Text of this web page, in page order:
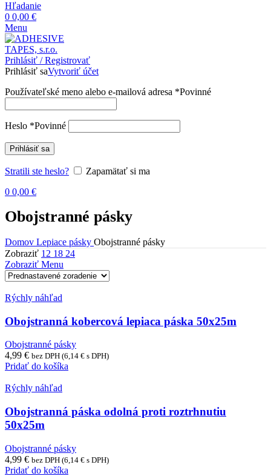
Hľadanie
0 0,00 €
Menu
Prihlásiť / Registrovať
Prihlásiť saVytvoriť účet
Používateľské meno alebo e-mailová adresa *Povinné
Heslo *Povinné
Prihlásiť sa
Stratili ste heslo?
Zapamätať si ma
0 0,00 €
Obojstranné pásky
Domov Lepiace pásky Obojstranné pásky
Zobraziť 12 18 24
Zobraziť Menu
Rýchly náhľad
Obojstranná kobercová lepiaca páska 50x25m
Obojstranné pásky
4,99 € bez DPH (6,14 € s DPH)
Pridať do košíka
Rýchly náhľad
Obojstranná páska odolná proti roztrhnutiu
50x25m
Obojstranné pásky
4,99 € bez DPH (6,14 € s DPH)
Pridať do košíka